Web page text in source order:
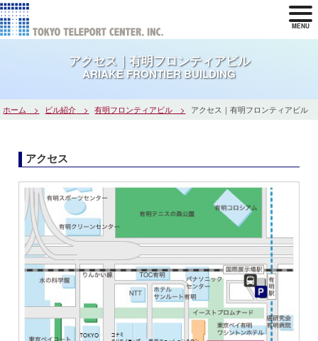
MENU
アクセス｜有明フロンティアビル
ARIAKE FRONTIER BUILDING
ホーム ビル紹介 有明フロンティアビル アクセス｜有明フロンティアビル
アクセス